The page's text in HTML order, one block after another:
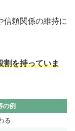
信頼関係の維持に
割を持っていま
の例
る